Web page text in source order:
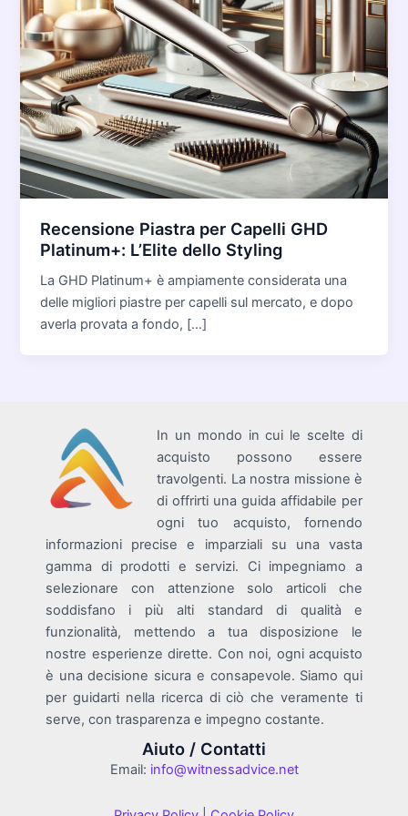
Recensione Piastra per Capelli GHD
Platinum+: L’Elite dello Styling
La GHD Platinum+ è ampiamente considerata una
delle migliori piastre per capelli sul mercato, e dopo
averla provata a fondo, […]
In un mondo in cui le scelte di
acquisto possono essere
travolgenti. La nostra missione è
di offrirti una guida affidabile per
ogni tuo acquisto, fornendo
informazioni precise e imparziali su una vasta
gamma di prodotti e servizi. Ci impegniamo a
selezionare con attenzione solo articoli che
soddisfano i più alti standard di qualità e
funzionalità, mettendo a tua disposizione le
nostre esperienze dirette. Con noi, ogni acquisto
è una decisione sicura e consapevole. Siamo qui
per guidarti nella ricerca di ciò che veramente ti
serve, con trasparenza e impegno costante.
Aiuto / Contatti
Email: info@witnessadvice.net